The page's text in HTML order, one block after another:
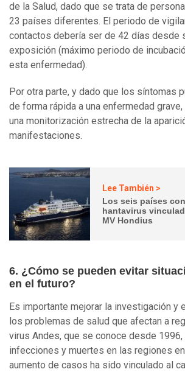
de la Salud, dado que se trata de
23 países diferentes. El periodo de
contactos debería ser de 42 días desde
exposición (máximo periodo de
esta enfermedad).
Por otra parte, y dado que los síntomas
de forma rápida a una enfermedad
una monitorización estrecha de la
manifestaciones.
Lee También >
Los seis países
hantavirus
MV Hondius
6. ¿Cómo se pueden evitar
en el futuro?
Es importante mejorar la investigación y
los problemas de salud que afectan a
virus Andes, que se conoce desde
infecciones y muertes en las regiones
aumento de casos ha sido vinculado al